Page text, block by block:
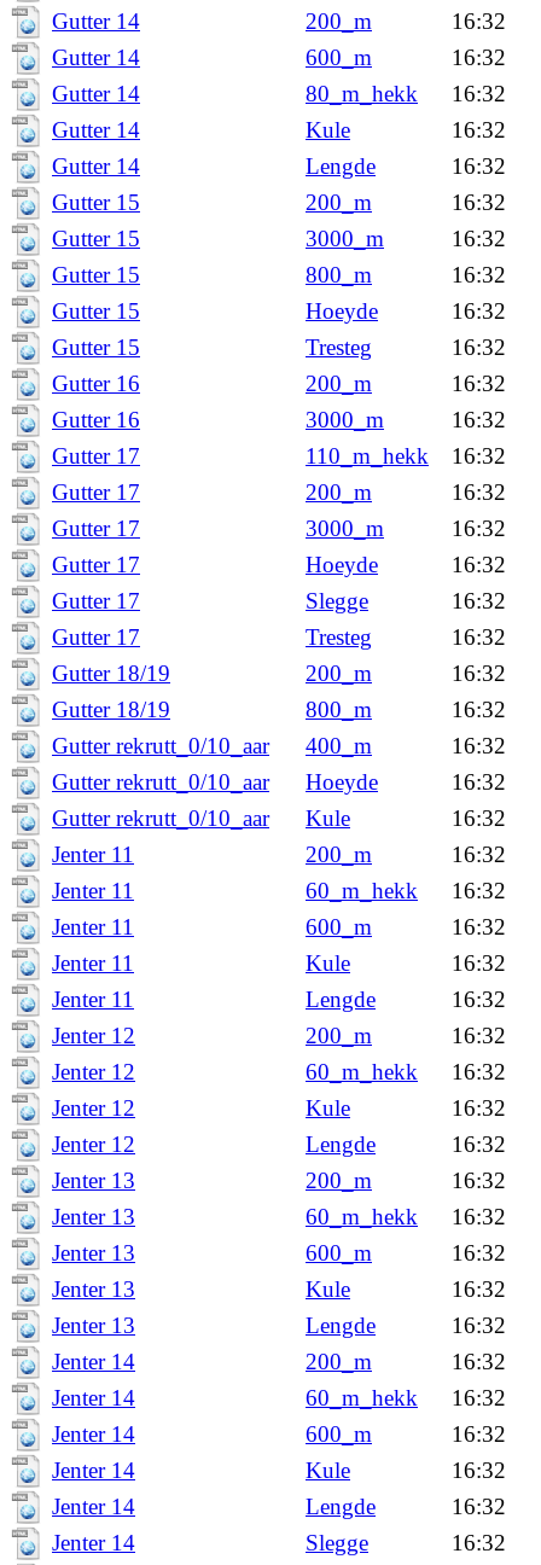
Gutter 14
200_m
16:32
Gutter 14
600_m
16:32
Gutter 14
80_m_hekk
16:32
Gutter 14
Kule
16:32
Gutter 14
Lengde
16:32
Gutter 15
200_m
16:32
Gutter 15
3000_m
16:32
Gutter 15
800_m
16:32
Gutter 15
Hoeyde
16:32
Gutter 15
Tresteg
16:32
Gutter 16
200_m
16:32
Gutter 16
3000_m
16:32
Gutter 17
110_m_hekk
16:32
Gutter 17
200_m
16:32
Gutter 17
3000_m
16:32
Gutter 17
Hoeyde
16:32
Gutter 17
Slegge
16:32
Gutter 17
Tresteg
16:32
Gutter 18/19
200_m
16:32
Gutter 18/19
800_m
16:32
Gutter rekrutt_0/10_aar
400_m
16:32
Gutter rekrutt_0/10_aar
Hoeyde
16:32
Gutter rekrutt_0/10_aar
Kule
16:32
Jenter 11
200_m
16:32
Jenter 11
60_m_hekk
16:32
Jenter 11
600_m
16:32
Jenter 11
Kule
16:32
Jenter 11
Lengde
16:32
Jenter 12
200_m
16:32
Jenter 12
60_m_hekk
16:32
Jenter 12
Kule
16:32
Jenter 12
Lengde
16:32
Jenter 13
200_m
16:32
Jenter 13
60_m_hekk
16:32
Jenter 13
600_m
16:32
Jenter 13
Kule
16:32
Jenter 13
Lengde
16:32
Jenter 14
200_m
16:32
Jenter 14
60_m_hekk
16:32
Jenter 14
600_m
16:32
Jenter 14
Kule
16:32
Jenter 14
Lengde
16:32
Jenter 14
Slegge
16:32